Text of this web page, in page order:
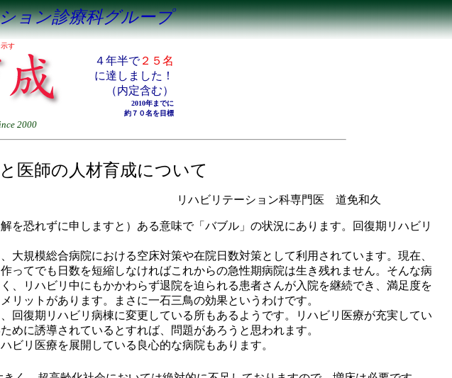
ション診療科グループ
す
2000
４年半で２５名
に達しました！
（内定含む）
2010年までに
約７０名を目標
医師の人材育成について
リハビリテーション科専門医 道免和久
恐れずに申しますと）ある意味で「バブル」の状況にあります。回復期リハビリ
規模総合病院における空床対策や在院日数対策として利用されています。現在、
てでも日数を短縮しなければこれからの急性期病院は生き残れません。そんな病
、リハビリ中にもかかわらず退院を迫られる患者さんが入院を継続でき、満足度を
ットがあります。まさに一石三鳥の効果というわけです。
回復期リハビリ病棟に変更している所もあるようです。リハビリ医療が充実してい
に誘導されているとすれば、問題があろうと思われます。
ビリ医療を展開している良心的な病院もあります。